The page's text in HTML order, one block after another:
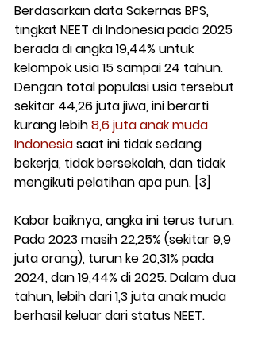
Berdasarkan data Sakernas BPS,
tingkat NEET di Indonesia pada 2025
berada di angka 19,44% untuk
kelompok usia 15 sampai 24 tahun.
Dengan total populasi usia tersebut
sekitar 44,26 juta jiwa, ini berarti
kurang lebih 8,6 juta anak muda
Indonesia saat ini tidak sedang
bekerja, tidak bersekolah, dan tidak
mengikuti pelatihan apa pun. [3]
Kabar baiknya, angka ini terus turun.
Pada 2023 masih 22,25% (sekitar 9,9
juta orang), turun ke 20,31% pada
2024, dan 19,44% di 2025. Dalam dua
tahun, lebih dari 1,3 juta anak muda
berhasil keluar dari status NEET.